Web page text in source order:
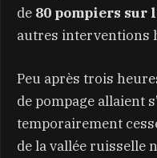
de 80 pompiers sur
autres interventions
Peu après trois
de pompage allaient
temporairement
de la vallée ruisselle